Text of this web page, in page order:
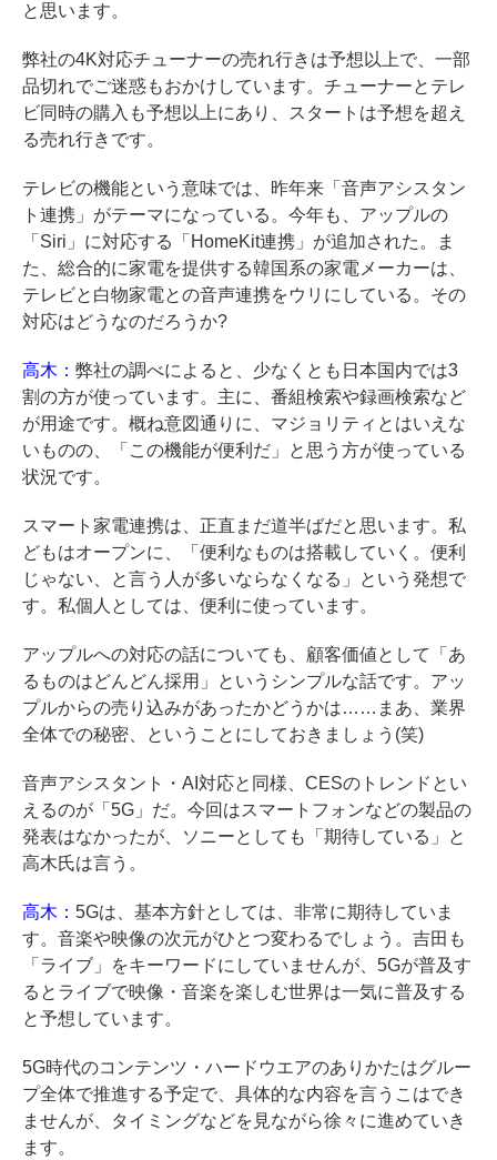
と思います。
弊社の4K対応チューナーの売れ行きは予想以上で、一部
品切れでご迷惑もおかけしています。チューナーとテレ
ビ同時の購入も予想以上にあり、スタートは予想を超え
る売れ行きです。
テレビの機能という意味では、昨年来「音声アシスタン
ト連携」がテーマになっている。今年も、アップルの
「Siri」に対応する「HomeKit連携」が追加された。ま
た、総合的に家電を提供する韓国系の家電メーカーは、
テレビと白物家電との音声連携をウリにしている。その
対応はどうなのだろうか?
高木： 弊社の調べによると、少なくとも日本国内では3
割の方が使っています。主に、番組検索や録画検索など
が用途です。概ね意図通りに、マジョリティとはいえな
いものの、「この機能が便利だ」と思う方が使っている
状況です。
スマート家電連携は、正直まだ道半ばだと思います。私
どもはオープンに、「便利なものは搭載していく。便利
じゃない、と言う人が多いならなくなる」という発想で
す。私個人としては、便利に使っています。
アップルへの対応の話についても、顧客価値として「あ
るものはどんどん採用」というシンプルな話です。アッ
プルからの売り込みがあったかどうかは……まあ、業界
全体での秘密、ということにしておきましょう(笑)
音声アシスタント・AI対応と同様、CESのトレンドとい
えるのが「5G」だ。今回はスマートフォンなどの製品の
発表はなかったが、ソニーとしても「期待している」と
高木氏は言う。
高木： 5Gは、基本方針としては、非常に期待していま
す。音楽や映像の次元がひとつ変わるでしょう。吉田も
「ライブ」をキーワードにしていませんが、5Gが普及す
るとライブで映像・音楽を楽しむ世界は一気に普及する
と予想しています。
5G時代のコンテンツ・ハードウエアのありかたはグルー
プ全体で推進する予定で、具体的な内容を言うこはでき
ませんが、タイミングなどを見ながら徐々に進めていき
ます。